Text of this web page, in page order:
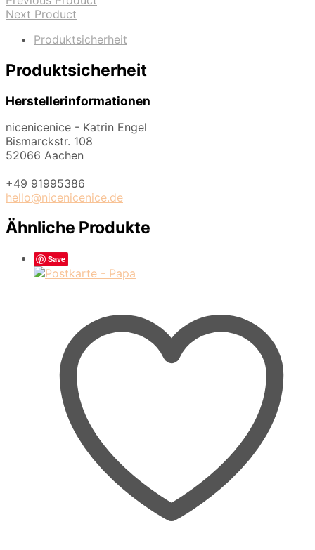
Next Product
Produktsicherheit
Produktsicherheit
Herstellerinformationen
nicenicenice - Katrin Engel
Bismarckstr. 108
52066 Aachen
+49 91995386
hello@nicenicenice.de
Ähnliche Produkte
Save